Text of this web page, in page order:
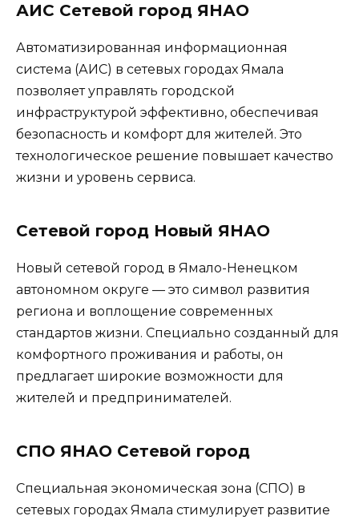
АИС Сетевой город ЯНАО
Автоматизированная информационная
система (АИС) в сетевых городах Ямала
позволяет управлять городской
инфраструктурой эффективно, обеспечивая
безопасность и комфорт для жителей. Это
технологическое решение повышает качество
жизни и уровень сервиса.
Сетевой город Новый ЯНАО
Новый сетевой город в Ямало-Ненецком
автономном округе — это символ развития
региона и воплощение современных
стандартов жизни. Специально созданный для
комфортного проживания и работы, он
предлагает широкие возможности для
жителей и предпринимателей.
СПО ЯНАО Сетевой город
Специальная экономическая зона (СПО) в
сетевых городах Ямала стимулирует развитие